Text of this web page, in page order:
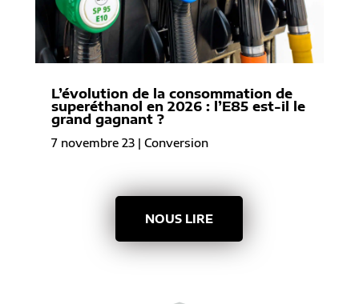
L’évolution de la consommation de
superéthanol en 2026 : l’E85 est-il le
grand gagnant ?
7 novembre 23| Conversion
NOUS LIRE